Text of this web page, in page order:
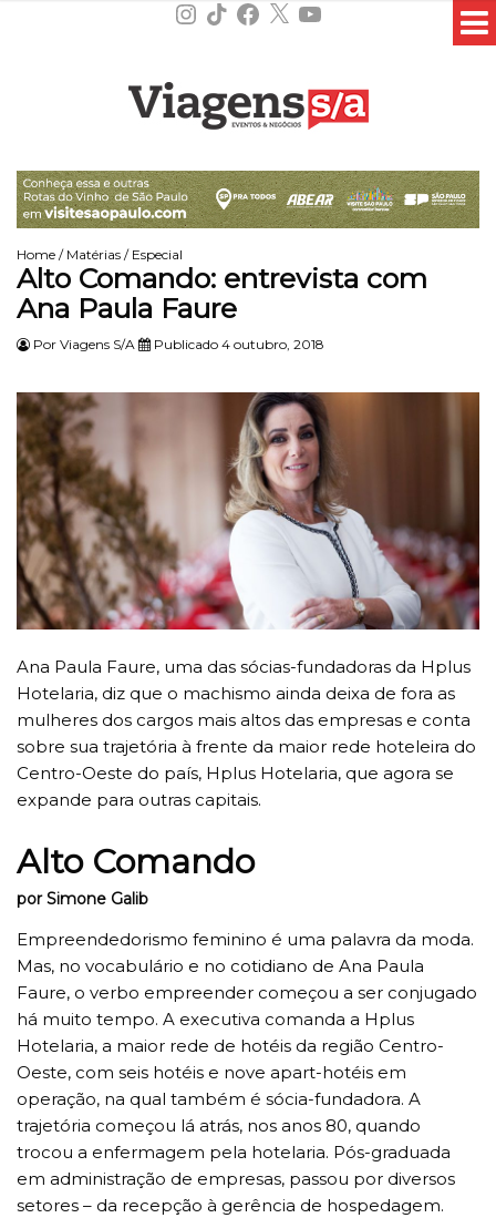
Instagram
TikTokFacebook
X YouTube
Home / Matérias / Especial
Alto Comando: entrevista com
Ana Paula Faure
Por Viagens S/A Publicado 4 outubro, 2018
Ana Paula Faure, uma das sócias-fundadoras da Hplus
Hotelaria, diz que o machismo ainda deixa de fora as
mulheres dos cargos mais altos das empresas e conta
sobre sua trajetória à frente da maior rede hoteleira do
Centro-Oeste do país, Hplus Hotelaria, que agora se
expande para outras capitais.
Alto Comando
por Simone Galib
Empreendedorismo feminino é uma palavra da moda.
Mas, no vocabulário e no cotidiano de Ana Paula
Faure, o verbo empreender começou a ser conjugado
há muito tempo. A executiva comanda a Hplus
Hotelaria, a maior rede de hotéis da região Centro-
Oeste, com seis hotéis e nove apart-hotéis em
operação, na qual também é sócia-fundadora. A
trajetória começou lá atrás, nos anos 80, quando
trocou a enfermagem pela hotelaria. Pós-graduada
em administração de empresas, passou por diversos
setores – da recepção à gerência de hospedagem.